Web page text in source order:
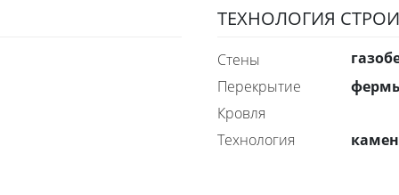
ТЕХНОЛОГИЯ
стены
перекрытие
Кровля
технология